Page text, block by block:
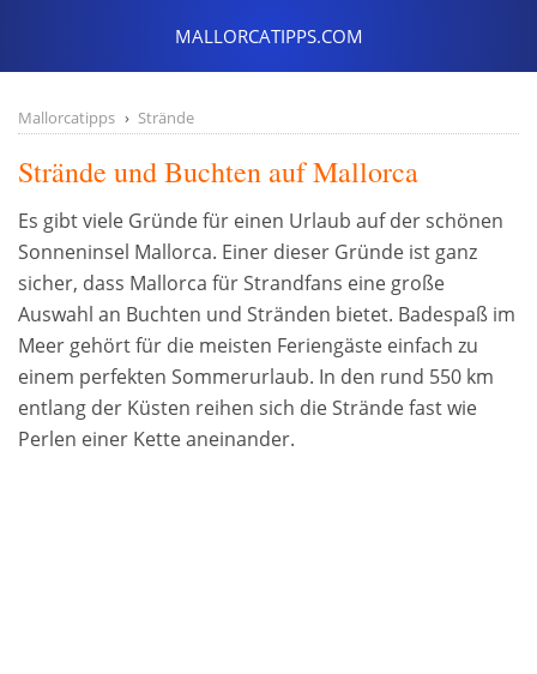
Mallorcatipps Strände
Strände und Buchten auf Mallorca
Es gibt viele Gründe für einen Urlaub auf der schönen
Sonneninsel Mallorca. Einer dieser Gründe ist ganz
sicher, dass Mallorca für Strandfans eine große
Auswahl an Buchten und Stränden bietet. Badespaß im
Meer gehört für die meisten Feriengäste einfach zu
einem perfekten Sommerurlaub. In den rund 550 km
entlang der Küsten reihen sich die Strände fast wie
Perlen einer Kette aneinander.